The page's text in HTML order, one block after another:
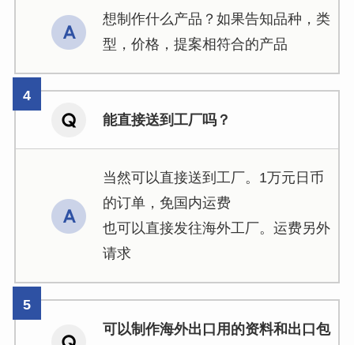
想制作什么产品？如果告知品种，类
型，价格，提案相符合的产品
能直接送到工厂吗？
当然可以直接送到工厂。1万元日币
的订单，免国内运费
也可以直接发往海外工厂。运费另外
请求
可以制作海外出口用的资料和出口包